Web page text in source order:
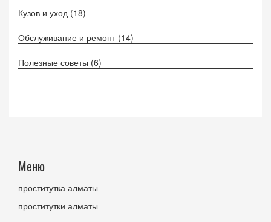
Кузов и уход (18)
Обслуживание и ремонт (14)
Полезные советы (6)
Меню
проститутка алматы
проститутки алматы